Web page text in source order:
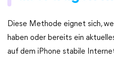
Diese Methode eignet sich,
haben oder bereits ein
auf dem iPhone stabile